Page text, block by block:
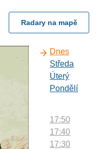
Radary na mapě
Dnes
Středa
Úterý
Pondělí
17:50
17:40
17:30